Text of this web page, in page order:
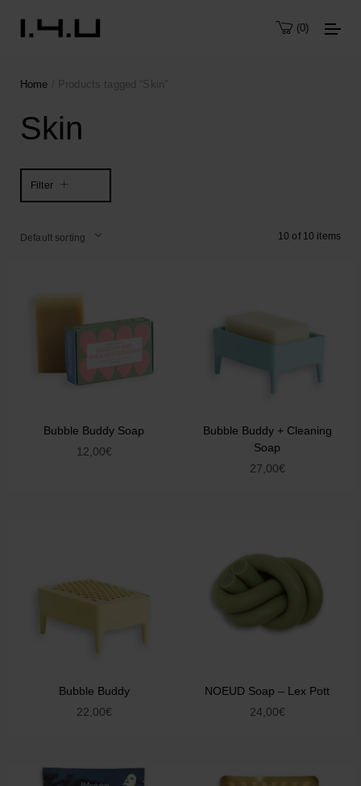
0
Home / Products tagged “Skin”
Skin
Filter
10 of 10 items
Default sorting
Bubble Buddy Soap
12,00€
Bubble Buddy + Cleaning
Soap
27,00€
Bubble Buddy
22,00€
NOEUD Soap – Lex Pott
24,00€